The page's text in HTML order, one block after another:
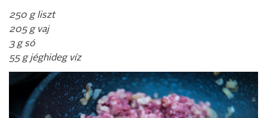
250 g liszt
205 g vaj
3 g só
55 g jéghideg víz